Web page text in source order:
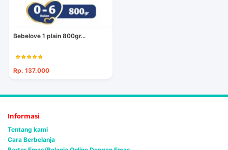
Bebelove 1 plain 800gr...
Rp. 137.000
Informasi
Tentang kami
Cara Berbelanja